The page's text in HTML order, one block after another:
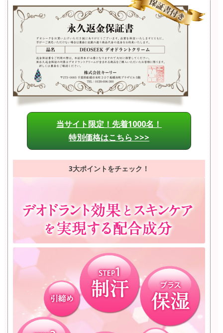
当サイト限定！先着1000名！
特別価格はこちら >>>
3大ポイントをチェック！